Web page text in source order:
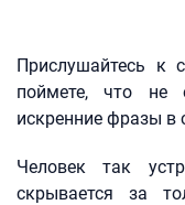
Прислушайтесь к
поймете, что не
искренние фразы в
Человек так
скрывается за